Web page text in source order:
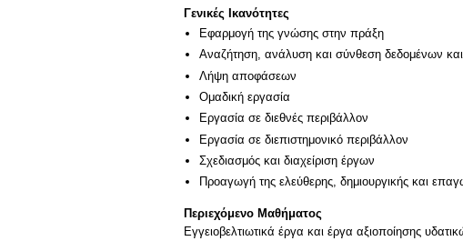
Γενικές Ικανότητες
Εφαρμογή της γνώσης στην πράξη
Αναζήτηση, ανάλυση και σύνθεση δεδομένων
Λήψη αποφάσεων
Ομαδική εργασία
Εργασία σε διεθνές περιβάλλον
Εργασία σε διεπιστημονικό περιβάλλον
Σχεδιασμός και διαχείριση έργων
Προαγωγή της ελεύθερης, δημιουργικής και
Περιεχόμενο Μαθήματος
Εγγειοβελτιωτικά έργα και έργα αξιοποίησης